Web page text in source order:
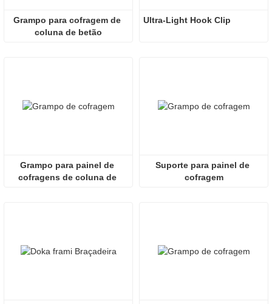
Grampo para cofragem de
coluna de betão
Ultra-Light Hook Clip
Grampo para painel de
cofragens de coluna de
Suporte para painel de
cofragem